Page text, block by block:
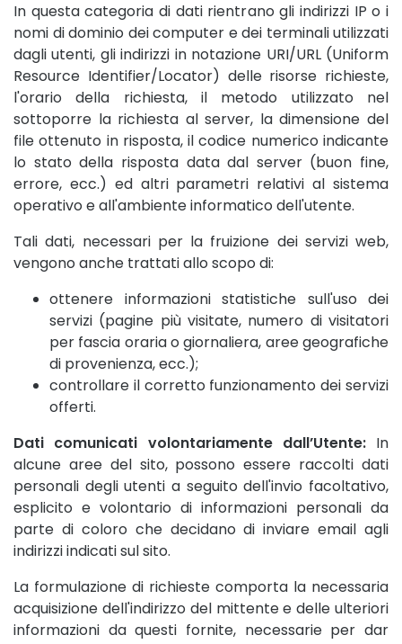
In questa categoria di dati rientrano gli indirizzi IP o i
nomi di dominio dei computer e dei terminali utilizzati
dagli utenti, gli indirizzi in notazione URI/URL (Uniform
Resource Identifier/Locator) delle risorse richieste,
l'orario della richiesta, il metodo utilizzato nel
sottoporre la richiesta al server, la dimensione del
file ottenuto in risposta, il codice numerico indicante
lo stato della risposta data dal server (buon fine,
errore, ecc.) ed altri parametri relativi al sistema
operativo e all'ambiente informatico dell'utente.
Tali dati, necessari per la fruizione dei servizi web,
vengono anche trattati allo scopo di:
ottenere informazioni statistiche sull'uso dei
servizi (pagine più visitate, numero di visitatori
per fascia oraria o giornaliera, aree geografiche
di provenienza, ecc.);
controllare il corretto funzionamento dei servizi
offerti.
Dati comunicati volontariamente dall’Utente: In
alcune aree del sito, possono essere raccolti dati
personali degli utenti a seguito dell'invio facoltativo,
esplicito e volontario di informazioni personali da
parte di coloro che decidano di inviare email agli
indirizzi indicati sul sito.
La formulazione di richieste comporta la necessaria
acquisizione dell'indirizzo del mittente e delle ulteriori
informazioni da questi fornite, necessarie per dar